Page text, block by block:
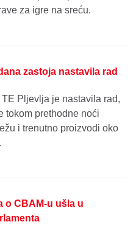
za igre na sreću.
zastoja nastavila rad
Pljevlja je nastavila rad,
tokom prethodne noći
i trenutno proizvodi oko
o CBAM-u ušla u